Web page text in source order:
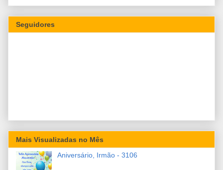
Seguidores
Mais Visualizadas no Mês
Aniversário, Irmão - 3106